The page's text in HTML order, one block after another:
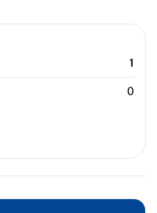
1
0